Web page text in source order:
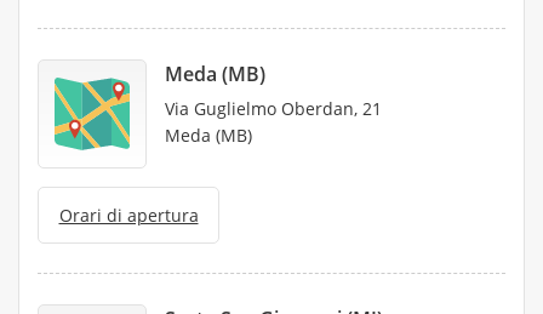
Meda (MB)
Via Guglielmo Oberdan, 21
Meda (MB)
Orari di apertura